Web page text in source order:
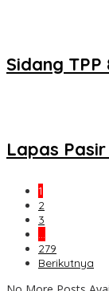
Sidang
Lapas
1
2
3
…
279
Berikutnya